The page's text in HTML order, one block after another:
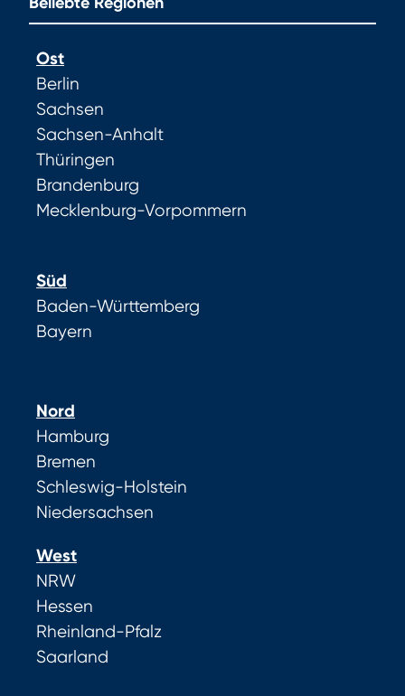
Ost
Berlin
Sachsen
Sachsen-Anhalt
Thüringen
Brandenburg
Mecklenburg-Vorpommern
Süd
Baden-Württemberg
Bayern
Nord
Hamburg
Bremen
Schleswig-Holstein
Niedersachsen
West
NRW
Hessen
Rheinland-Pfalz
Saarland